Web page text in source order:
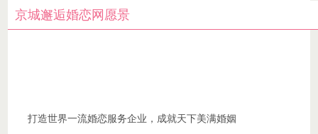
京城邂逅婚恋网愿景
打造世界一流婚恋服务企业，成就天下美满婚姻